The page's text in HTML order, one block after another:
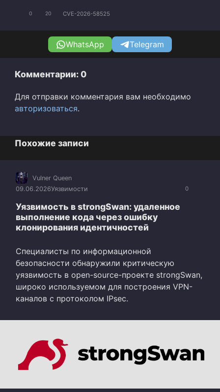
0 20 CVE-2026-58525
WhatsApp Telegram
Комментарии: 0
Для отправки комментария вам необходимо
авторизоваться.
Похожие записи
0
Vulner Queen
09.06.2026Уязвимости
Уязвимость в strongSwan: удаленное
выполнение кода через ошибку
клонирования идентичностей
Специалисты по информационной
безопасности обнаружили критическую
уязвимость в open-source-проекте strongSwan,
широко используемом для построения VPN-
каналов с протоколом IPsec.